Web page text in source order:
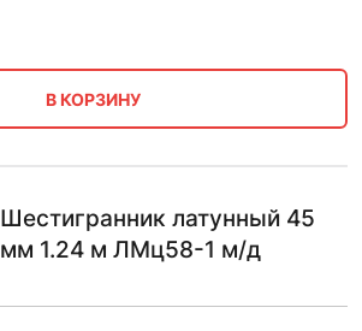
В КОРЗИНУ
Шестигранник латунный 45
мм 1.24 м ЛМц58-1 м/д